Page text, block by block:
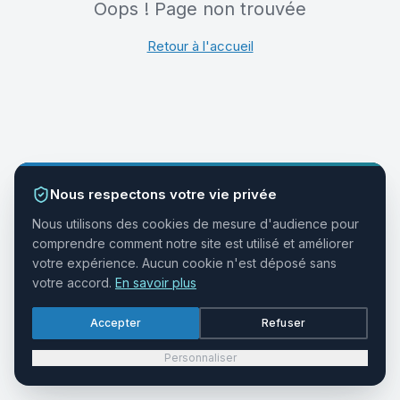
Oops ! Page non trouvée
Retour à l'accueil
Nous respectons votre vie privée
Nous utilisons des cookies de mesure d'audience pour
comprendre comment notre site est utilisé et améliorer
votre expérience. Aucun cookie n'est déposé sans
votre accord. En savoir plus
Accepter Refuser
Personnaliser